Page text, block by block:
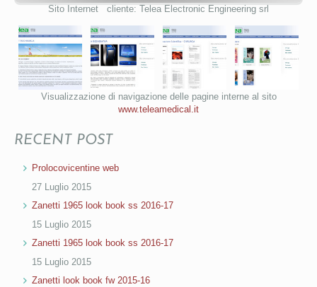
Sito Internet cliente: Telea Electronic Engineering srl
Visualizzazione di navigazione delle pagine interne al sito
www.teleamedical.it
RECENT POST
Prolocovicentine web
27 Luglio 2015
Zanetti 1965 look book ss 2016-17
15 Luglio 2015
Zanetti 1965 look book ss 2016-17
15 Luglio 2015
Zanetti look book fw 2015-16